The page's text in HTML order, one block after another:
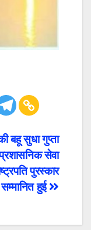
बहू सुधा गुप्ता
सेवा
पुरस्कार
हुई